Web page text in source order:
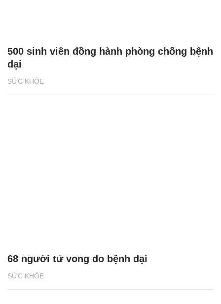
SỨC KHỎE
500 sinh viên đồng hành phòng chống bệnh
dại
SỨC KHỎE
68 người tử vong do bệnh dại